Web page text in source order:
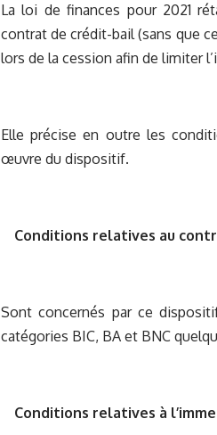
La loi de finances pour 2021
contrat de crédit-bail (sans que
lors de la cession afin de limiter
Elle précise en outre les
œuvre du dispositif.
Conditions relatives au
Sont concernés par ce
catégories BIC, BA et BNC
Conditions relatives à